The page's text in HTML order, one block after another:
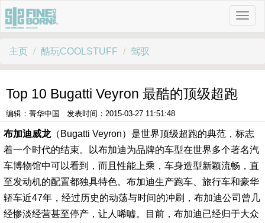
主页 酷玩COOLSTUFF 驾驭
Top 10 Bugatti Veyron 最酷的顶级超跑
编辑：菁华中国 发表时间：2015-03-27 11:51:48
布加迪威龙（Bugatti Veyron）是世界顶级超跑的典范，标志
着一个时代的结束。以布加迪为品牌的车型在世界多个著名汽
车博物馆中可以看到，而且性能上乘，车身造型新颖流畅，直
至发动机的配置都独具特色。布加迪生产跑车、旅行车和豪华
轿车近47年，经过历史的动荡与时间的冲刷，布加迪公司曾几
经惨淡经营甚至停产，让人唏嘘。目前，布加迪已经归于大众